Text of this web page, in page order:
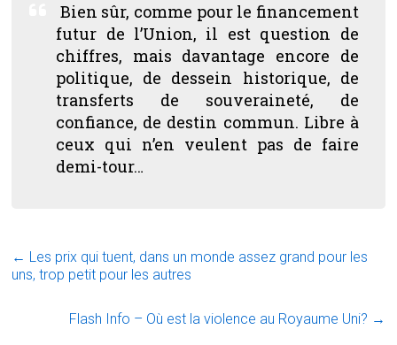
Bien sûr, comme pour le financement
futur de l’Union, il est question de
chiffres, mais davantage encore de
politique, de dessein historique, de
transferts de souveraineté, de
confiance, de destin commun. Libre à
ceux qui n’en veulent pas de faire
demi-tour…
← Les prix qui tuent, dans un monde assez grand pour les
uns, trop petit pour les autres
Flash Info – Où est la violence au Royaume Uni? →